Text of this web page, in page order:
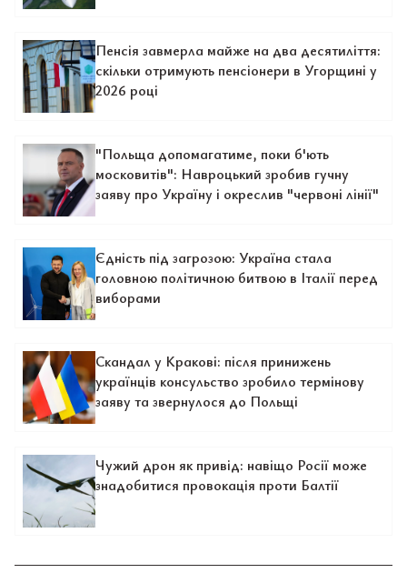
Пенсія завмерла майже на два десятиліття:
скільки отримують пенсіонери в Угорщині у
2026 році
"Польща допомагатиме, поки б'ють
московитів": Навроцький зробив гучну
заяву про Україну і окреслив "червоні лінії"
Єдність під загрозою: Україна стала
головною політичною битвою в Італії перед
виборами
Скандал у Кракові: після принижень
українців консульство зробило термінову
заяву та звернулося до Польщі
Чужий дрон як привід: навіщо Росії може
знадобитися провокація проти Балтії